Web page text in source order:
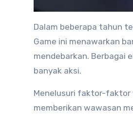
Dalam beberapa tahun
Game ini menawarkan
mendebarkan. Berbagai
banyak aksi.
Menelusuri faktor-faktor
memberikan wawasan